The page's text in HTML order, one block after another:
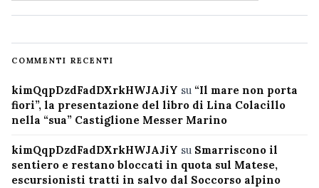
COMMENTI RECENTI
kimQqpDzdFadDXrkHWJAJiY su “Il mare non porta
fiori”, la presentazione del libro di Lina Colacillo
nella “sua” Castiglione Messer Marino
kimQqpDzdFadDXrkHWJAJiY su Smarriscono il
sentiero e restano bloccati in quota sul Matese,
escursionisti tratti in salvo dal Soccorso alpino